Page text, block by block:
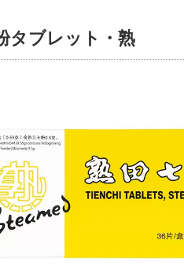
タブレット・熟